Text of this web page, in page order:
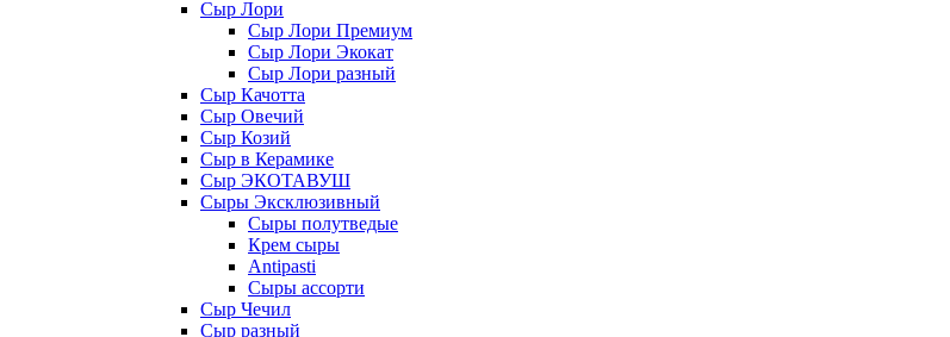
Сыр Лори
Сыр Лори Премиум
Сыр Лори Экокат
Сыр Лори разный
Сыр Качотта
Сыр Овечий
Сыр Козий
Сыр в Керамике
Сыр ЭКОТАВУШ
Сыры Эксклюзивный
Сыры полутведые
Крем сыры
Antipasti
Сыры ассорти
Сыр Чечил
Сыр разный